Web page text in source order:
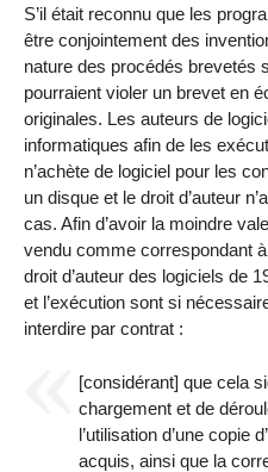
S’il était reconnu que les
être conjointement des
nature des procédés brevetés
pourraient violer un brevet en
originales. Les auteurs de
informatiques afin de les
n’achète de logiciel pour les
un disque et le droit d’auteur
cas. Afin d’avoir la moindre
vendu comme correspondant
droit d’auteur des logiciels de
et l’exécution sont si
interdire par contrat :
[considérant] que cela
chargement et de
l’utilisation d’une copie
acquis, ainsi que la